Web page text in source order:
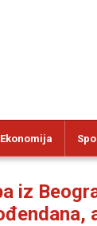
Ekonomija
iz